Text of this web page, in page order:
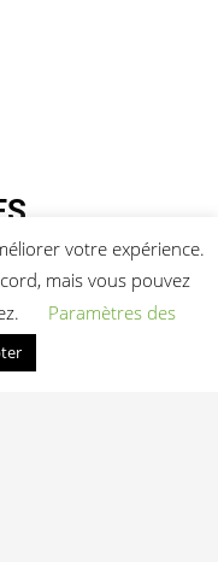
votre expérience.
mais vous pouvez
Paramètres des